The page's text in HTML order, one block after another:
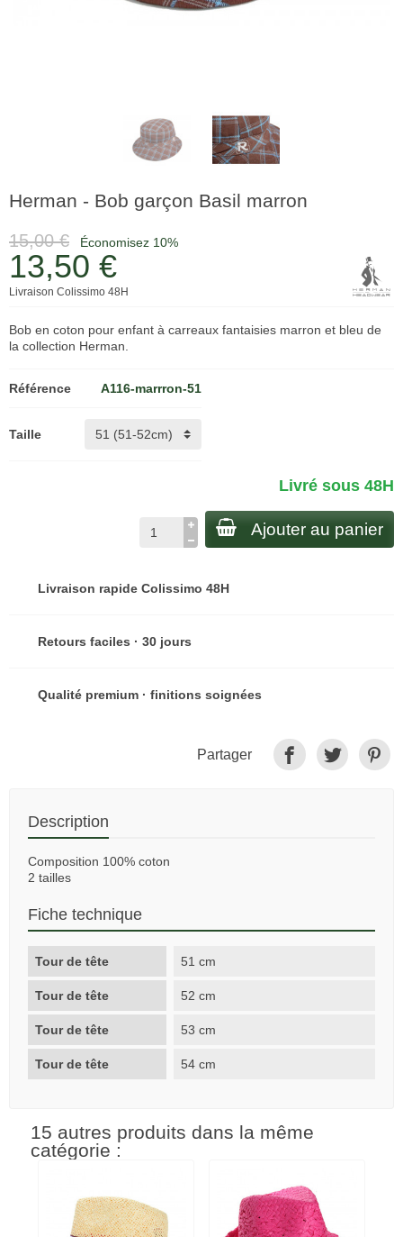
Herman - Bob garçon Basil marron
15,00 € Économisez 10%
13,50 €
Livraison Colissimo 48H
Bob en coton pour enfant à carreaux fantaisies marron et bleu de
la collection Herman.
Référence A116-marrron-51
Taille
Livré sous 48H
Ajouter au panier
Livraison rapide Colissimo 48H
Retours faciles · 30 jours
Qualité premium · finitions soignées
Partager
Description
Composition 100% coton
2 tailles
Fiche technique
Tour de tête 51 cm
Tour de tête 52 cm
Tour de tête 53 cm
Tour de tête 54 cm
15 autres produits dans la même
catégorie :